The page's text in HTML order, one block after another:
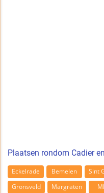
Plaatsen rondom Cadier
Eckelrade Bemelen Sint
Gronsveld
Margraten